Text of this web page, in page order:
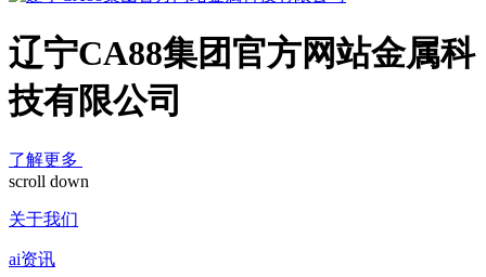
辽宁CA88集团官方网站金属科
技有限公司
了解更多
scroll down
关于我们
ai资讯